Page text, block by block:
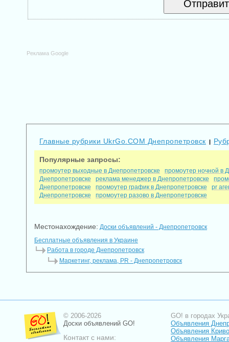
Реклама Google
Главные рубрики UkrGo.COM Днепропетровск
Популярные запросы:
промоутер выходные в Днепропетровске
промоутер ночной в
Днепропетровске
реклама менеджер в Днепропетровске
Днепропетровске
промоутер график в Днепропетровске
pr
Днепропетровске
промоутер разово в Днепропетровске
Местонахождение: Доски объявлений - Днепропетровск
Бесплатные объявления в Украине
Работа в городе Днепропетровск
Маркетинг, реклама, PR - Днепропетровск
© 2006-2026
Доски объявлений GO!
Контакт с нами:
GO! в городах
Объявления
Объявления
Объявления